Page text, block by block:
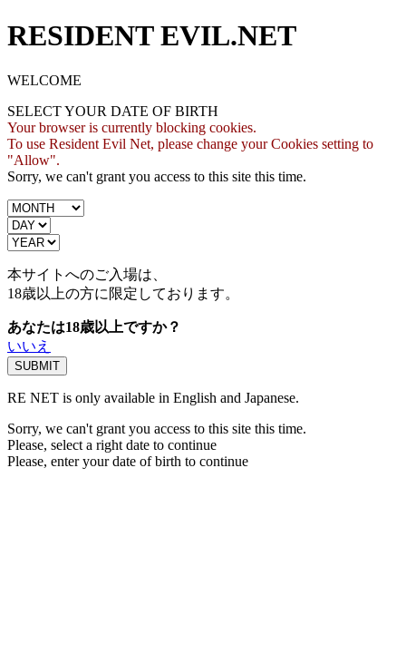
RESIDENT EVIL.NET
WELCOME
SELECT YOUR DATE OF BIRTH
Your browser is currently blocking cookies.
To use Resident Evil Net, please change your Cookies setting to
"Allow".
Sorry, we can't grant you access to this site this time.
本サイトへのご入場は、
18歳以上の方に限定しております。
あなたは18歳以上ですか？
いいえ
RE NET is only available in English and Japanese.
Sorry, we can't grant you access to this site this time.
Please, select a right date to continue
Please, enter your date of birth to continue